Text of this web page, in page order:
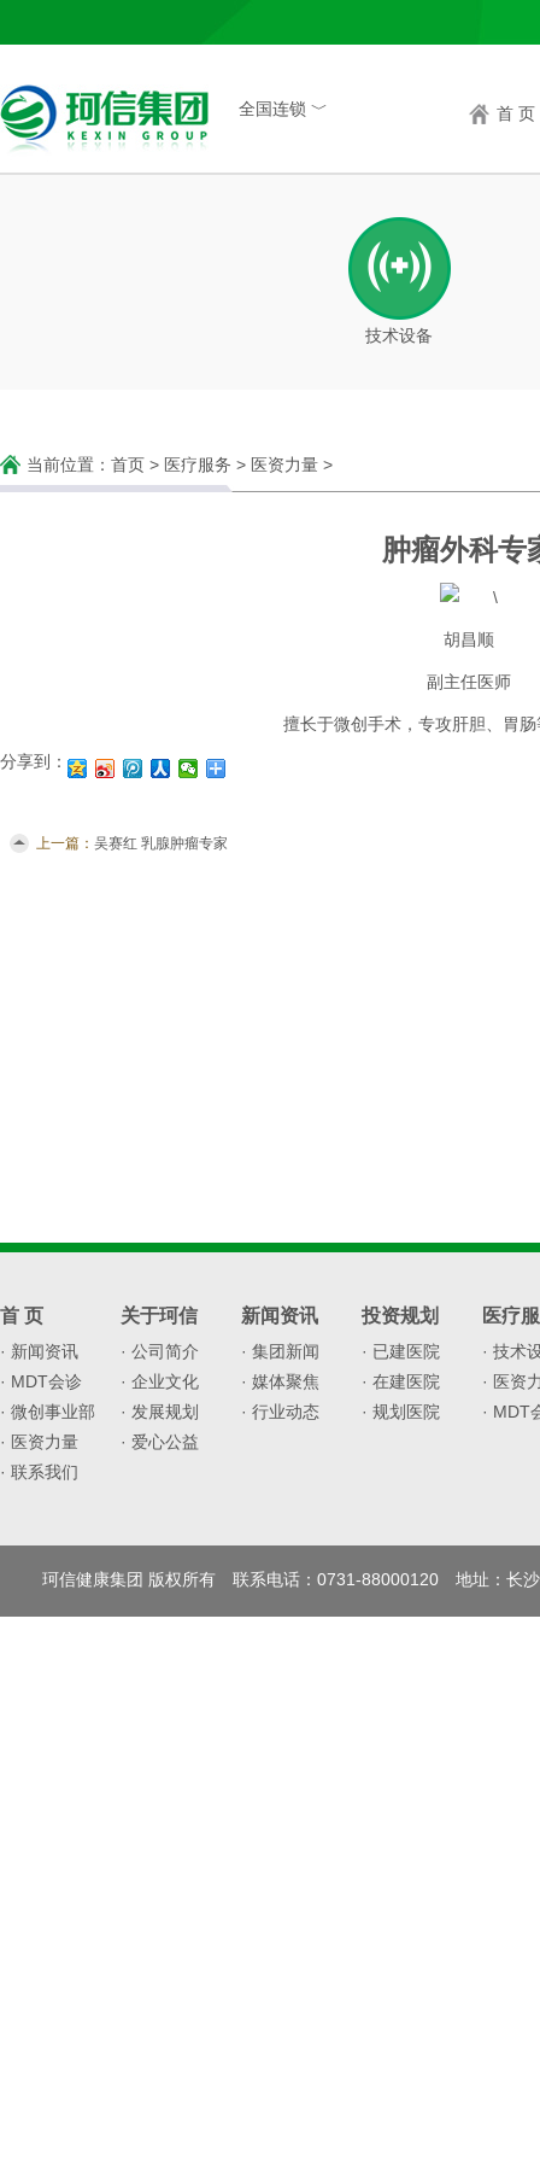
全国连锁 ﹀ 首 页
技术设备
当前位置： 首页 > 医疗服务 > 医资力量 >
肿瘤外科专
胡昌顺
副主任医师
擅长于微创手术，专攻肝胆、胃
分享到：
上一篇： 吴赛红 乳腺肿瘤专家
首 页
· 新闻资讯
· MDT会诊
· 微创事业部
· 医资力量
· 联系我们
关于珂信
· 公司简介
· 企业文化
· 发展规划
· 爱心公益
新闻资讯
· 集团新闻
· 媒体聚焦
· 行业动态
投资规划
· 已建医院
· 在建医院
· 规划医院
医疗
· 技术
· 医资
· MDT
珂信健康集团 版权所有 联系电话：0731-88000120 地址：